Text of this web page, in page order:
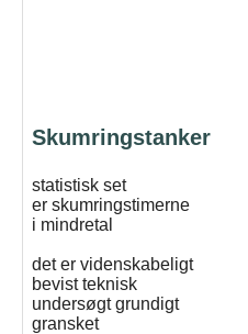
Skumringstanker
statistisk set
er skumringstimerne
i mindretal
det er videnskabeligt
bevist teknisk
undersøgt grundigt
gransket